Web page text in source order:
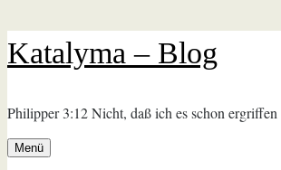
Zum
Inhalt
Katalyma – Blog
Philipper 3:12 Nicht, daß ich es schon
Menü